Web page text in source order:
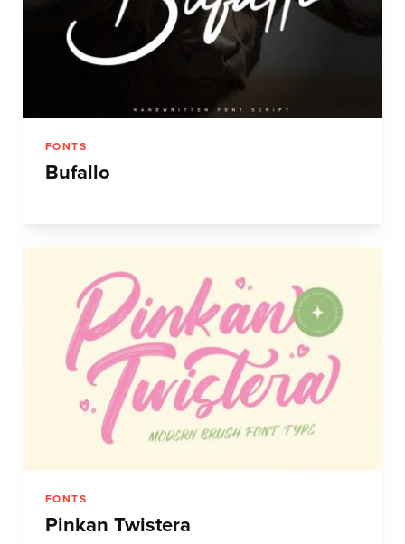
FONTS
Bufallo
FONTS
Pinkan Twistera